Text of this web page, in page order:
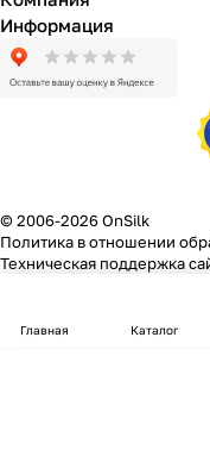
Информация
© 2006-2026 OnSilk
Политика в отношении
Техническая поддержка
Главная Каталог